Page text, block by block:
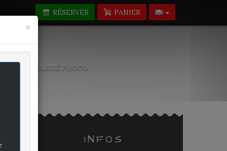
PANIER
RÉSERVER
GALERIE PHOTO
INFOS
× Fermer